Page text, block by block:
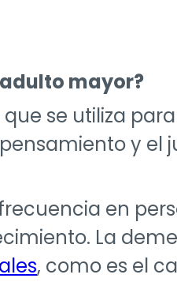
mayor?
se utiliza
y el
en
La
, como es el